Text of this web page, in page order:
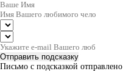
Отправить подсказку
Письмо с подсказкой отправлено